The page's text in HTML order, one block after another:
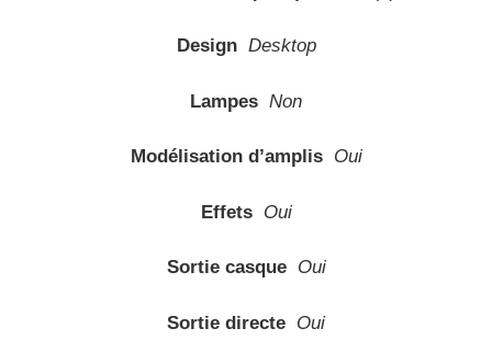
Design Desktop
Lampes Non
Modélisation d’amplis Oui
Effets Oui
Sortie casque Oui
Sortie directe Oui